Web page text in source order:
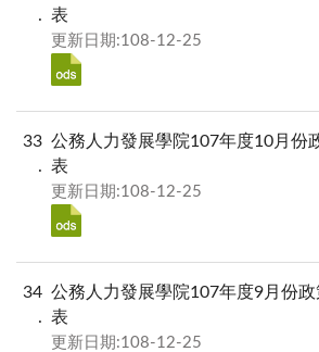
表
更新日期:108-12-25
33 公務人力發展學院107年度10月份
表
更新日期:108-12-25
34 公務人力發展學院107年度9月份
表
更新日期:108-12-25